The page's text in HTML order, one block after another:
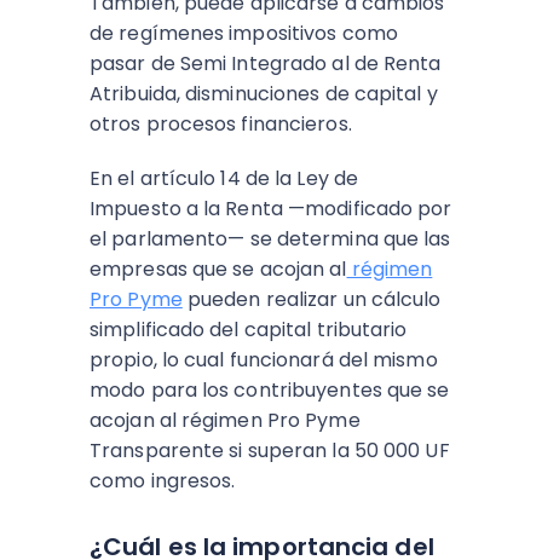
de regímenes impositivos como
pasar de Semi Integrado al de Renta
Atribuida, disminuciones de capital y
otros procesos financieros.
En el artículo 14 de la Ley de
Impuesto a la Renta —modificado por
el parlamento— se determina que las
empresas que se acojan al régimen
Pro Pyme pueden realizar un cálculo
simplificado del capital tributario
propio, lo cual funcionará del mismo
modo para los contribuyentes que se
acojan al régimen Pro Pyme
Transparente si superan la 50 000 UF
como ingresos.
¿Cuál es la importancia del